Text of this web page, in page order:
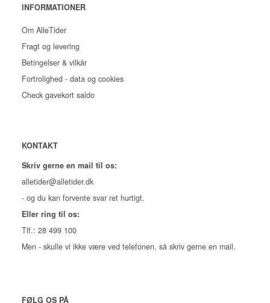
INFORMATIONER
Om AlleTider
Fragt og levering
Betingelser & vilkår
Fortrolighed - data og cookies
Check gavekort saldo
KONTAKT
Skriv gerne en mail til os:
alletider@alletider.dk
- og du kan forvente svar ret hurtigt.
Eller ring til os:
Tlf.: 28 499 100
Men - skulle vi ikke være ved telefonen, så skriv gerne en mail.
FØLG OS PÅ